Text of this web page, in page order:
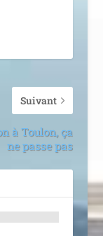
Suivant
à Toulon, ça
ne passe pas